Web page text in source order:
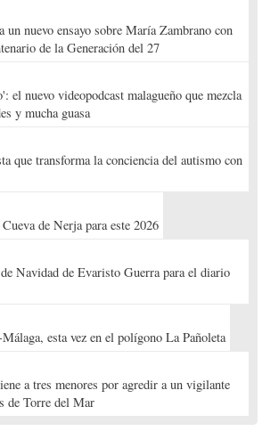
un nuevo ensayo sobre María Zambrano con
de la Generación del 27
el nuevo videopodcast malagueño que mezcla
y mucha guasa
que transforma la conciencia del autismo con
de Nerja para este 2026
Navidad de Evaristo Guerra para el diario
esta vez en el polígono La Pañoleta
a tres menores por agredir a un vigilante
de Torre del Mar